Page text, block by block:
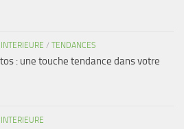
/ TENDANCES
: une touche tendance dans votre